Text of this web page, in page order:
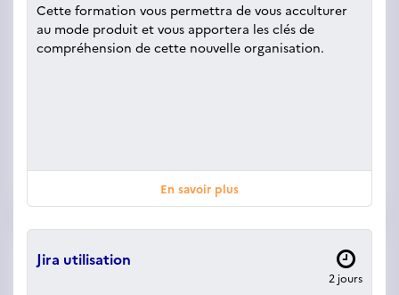
Cette formation vous permettra de vous acculturer
au mode produit et vous apportera les clés de
compréhension de cette nouvelle organisation.
En savoir plus
2 jours
Jira utilisation